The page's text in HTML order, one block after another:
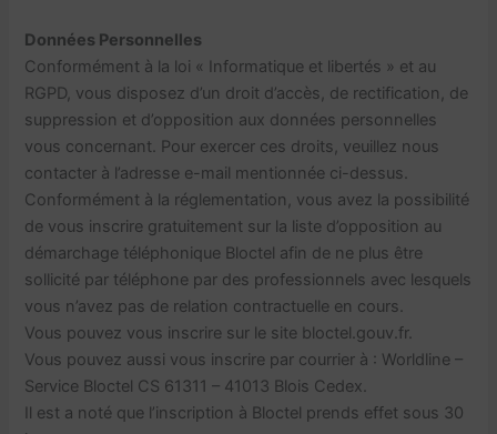
Données Personnelles
Conformément à la loi « Informatique et libertés » et au
RGPD, vous disposez d’un droit d’accès, de rectification, de
suppression et d’opposition aux données personnelles
vous concernant. Pour exercer ces droits, veuillez nous
contacter à l’adresse e-mail mentionnée ci-dessus.
Conformément à la réglementation, vous avez la possibilité
de vous inscrire gratuitement sur la liste d’opposition au
démarchage téléphonique Bloctel afin de ne plus être
sollicité par téléphone par des professionnels avec lesquels
vous n’avez pas de relation contractuelle en cours.
Vous pouvez vous inscrire sur le site bloctel.gouv.fr.
Vous pouvez aussi vous inscrire par courrier à : Worldline –
Service Bloctel CS 61311 – 41013 Blois Cedex.
Il est a noté que l’inscription à Bloctel prends effet sous 30